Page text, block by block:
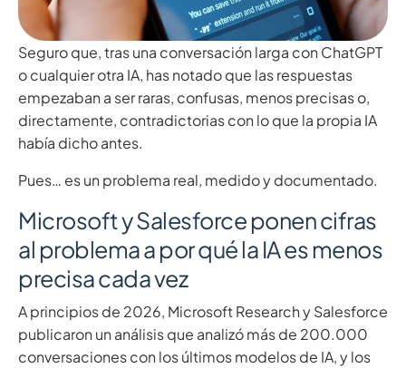
Seguro que, tras una conversación larga con ChatGPT
o cualquier otra IA, has notado que las respuestas
empezaban a ser raras, confusas, menos precisas o,
directamente, contradictorias con lo que la propia IA
había dicho antes.
Pues… es un problema real, medido y documentado.
Microsoft y Salesforce ponen cifras
al problema a por qué la IA es menos
precisa cada vez
A principios de 2026, Microsoft Research y Salesforce
publicaron un análisis que analizó más de 200.000
conversaciones con los últimos modelos de IA, y los